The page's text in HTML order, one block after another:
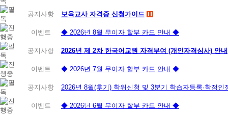
공지사항 보육교사 자격증 신청가이드
이벤트 ◆ 2026년 8월 무이자 할부 카드 안내 ◆
공지사항 2026년 제 2차 한국어교원 자격부여 (개인자격심사) 안내
이벤트 ◆ 2026년 7월 무이자 할부 카드 안내 ◆
공지사항 2026년 8월(후기) 학위신청 및 3분기 학습자등록·학점
이벤트 ◆ 2026년 6월 무이자 할부 카드 안내 ◆